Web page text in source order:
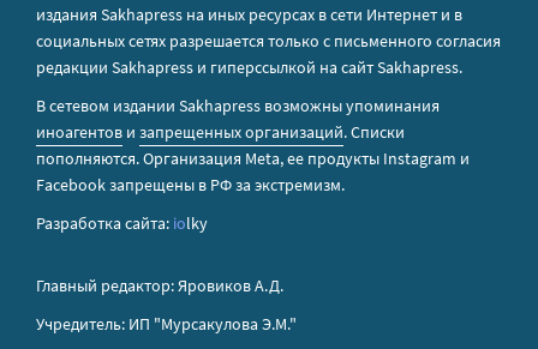
издания Sakhapress на иных ресурсах в сети Интернет и в
социальных сетях разрешается только с письменного согласия
редакции Sakhapress и гиперссылкой на сайт Sakhapress.
В сетевом издании Sakhapress возможны упоминания
иноагентов и запрещенных организаций. Списки
пополняются. Организация Metа, ее продукты Instagram и
Facebook запрещены в РФ за экстремизм.
Разработка сайта: iolky
Главный редактор: Яровиков А.Д.
Учредитель: ИП "Мурсакулова Э.М."